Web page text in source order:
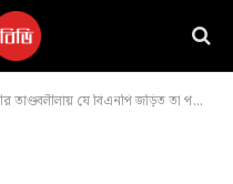
তাণ্ডবলীলায় যে বিএনপি জড়িত তা পরিষ্কার